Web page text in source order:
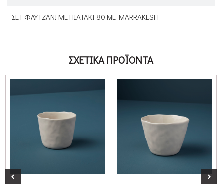
ΣΕΤ ΦΛΥΤΖΑΝΙ ΜΕ ΠΙΑΤΑΚΙ 80 ML MARRAKESH
ΣΧΕΤΙΚΑ ΠΡΟΪΟΝΤΑ